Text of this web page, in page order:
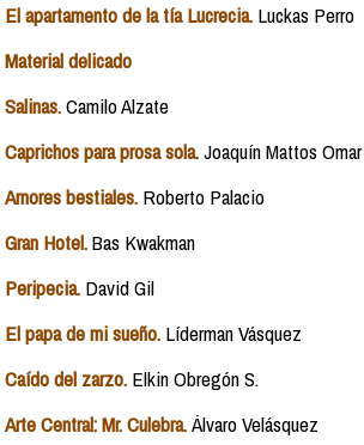
El apartamento de la tía Lucrecia. Luckas Perro
Material delicado
Salinas.Camilo Alzate
Caprichos para prosa sola.Joaquín Mattos Omar
Amores bestiales. Roberto Palacio
Gran Hotel.Bas Kwakman
Peripecia. David Gil
El papa de mi sueño. Líderman Vásquez
Caído del zarzo. Elkin Obregón S.
Arte Central: Mr. Culebra.Álvaro Velásquez